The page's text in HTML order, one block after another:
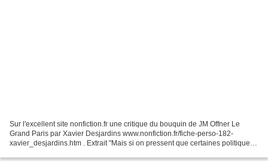
Sur l'excellent site nonfiction.fr une critique du bouquin de JM Offner Le
Grand Paris par Xavier Desjardins www.nonfiction.fr/fiche-perso-182-
xavier_desjardins.htm . Extrait "Mais si on pressent que certaines politiques